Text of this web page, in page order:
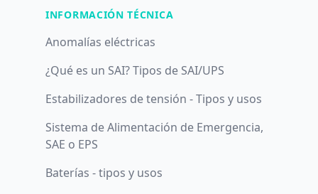
INFORMACIÓN TÉCNICA
Anomalías eléctricas
¿Qué es un SAI? Tipos de SAI/UPS
Estabilizadores de tensión - Tipos y usos
Sistema de Alimentación de Emergencia,
SAE o EPS
Baterías - tipos y usos